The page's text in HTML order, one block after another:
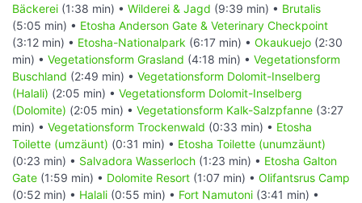
Bäckerei (1:38 min) • Wilderei & Jagd (9:39 min) • Brutalis
(5:05 min) • Etosha Anderson Gate & Veterinary Checkpoint
(3:12 min) • Etosha-Nationalpark (6:17 min) • Okaukuejo (2:30
min) • Vegetationsform Grasland (4:18 min) • Vegetationsform
Buschland (2:49 min) • Vegetationsform Dolomit-Inselberg
(Halali) (2:05 min) • Vegetationsform Dolomit-Inselberg
(Dolomite) (2:05 min) • Vegetationsform Kalk-Salzpfanne (3:27
min) • Vegetationsform Trockenwald (0:33 min) • Etosha
Toilette (umzäunt) (0:31 min) • Etosha Toilette (unumzäunt)
(0:23 min) • Salvadora Wasserloch (1:23 min) • Etosha Galton
Gate (1:59 min) • Dolomite Resort (1:07 min) • Olifantsrus Camp
(0:52 min) • Halali (0:55 min) • Fort Namutoni (3:41 min) •